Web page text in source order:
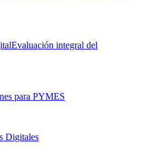
Evaluación integral del
para PYMES
Digitales